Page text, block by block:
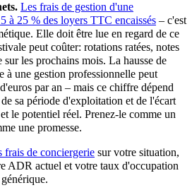
Les frais de gestion d'une
à 25 % des loyers TTC encaissés – c'est
Elle doit être lue en regard de ce
peut coûter: rotations ratées, notes
les prochains mois. La hausse de
à une gestion professionnelle peut
par an – mais ce chiffre dépend
sa période d'exploitation et de l'écart
le potentiel réel. Prenez-le comme un
une promesse.
frais de conciergerie sur votre situation,
ADR actuel et votre taux d'occupation